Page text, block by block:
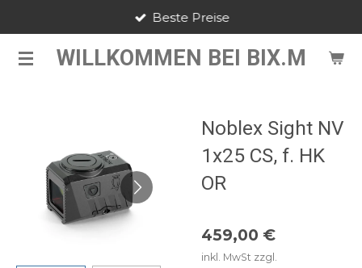
springen WILLKOMMEN BEI BIX.M
Beste Preise
Noblex Sight NV
1x25 CS, f. HK
OR
459,00 €
inkl. MwSt zzgl.